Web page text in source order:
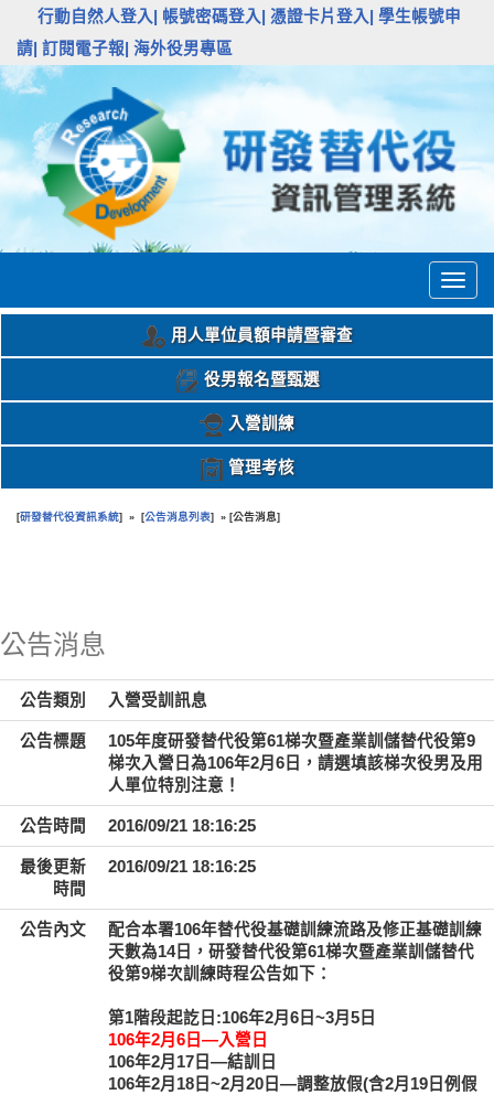
行動自然人登入| 帳號密碼登入| 憑證卡片登入|
學生帳號申
請| 訂閱電子報| 海外役男專區
用人單位員額申請暨審查
役男報名暨甄選
入營訓練
管理考核
[研發替代役資訊系統] » [公告消息列表] » [公告消息]
公告消息
公告類別 入營受訓訊息
公告標題
105年度研發替代役第61梯次暨產業訓儲替代役第9
梯次入營日為106年2月6日，請選填該梯次役男及用
人單位特別注意！
公告時間 2016/09/21 18:16:25
最後更新
時間
2016/09/21 18:16:25
公告內文
配合本署106年替代役基礎訓練流路及修正基礎訓練
天數為14日，研發替代役第61梯次暨產業訓儲替代
役第9梯次訓練時程公告如下：
第1階段起訖日:106年2月6日~3月5日
106年2月6日—入營日
106年2月17日—結訓日
106年2月18日~2月20日—調整放假(含2月19日例假